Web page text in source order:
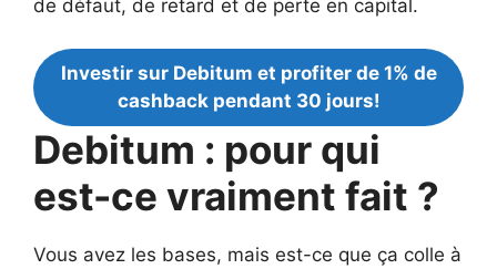
de défaut, de retard et de perte en capital.
Investir sur Debitum et profiter de 1% de
cashback pendant 30 jours!
Debitum : pour qui
est-ce vraiment fait ?
Vous avez les bases, mais est-ce que ça colle à